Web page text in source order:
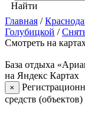
Найти
Главная /
Голубицкой /
Смотреть на
База отдыха
на Яндекс Картах
×
средств